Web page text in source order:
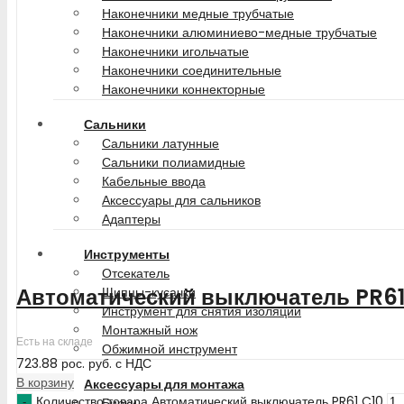
Наконечники медные трубчатые
Наконечники алюминиево-медные трубчатые
Наконечники игольчатые
Наконечники соединительные
Наконечники коннекторные
Сальники
Сальники латунные
Сальники полиамидные
Кабельные ввода
Аксессуары для сальников
Адаптеры
Инструменты
Отсекатель
Щипцы-кусачки
Инструмент для снятия изоляции
Монтажный нож
Обжимной инструмент
Аксессуары для монтажа
Автоматический выключатель
Есть на складе
723.88 рос. руб. с НДС
В корзину